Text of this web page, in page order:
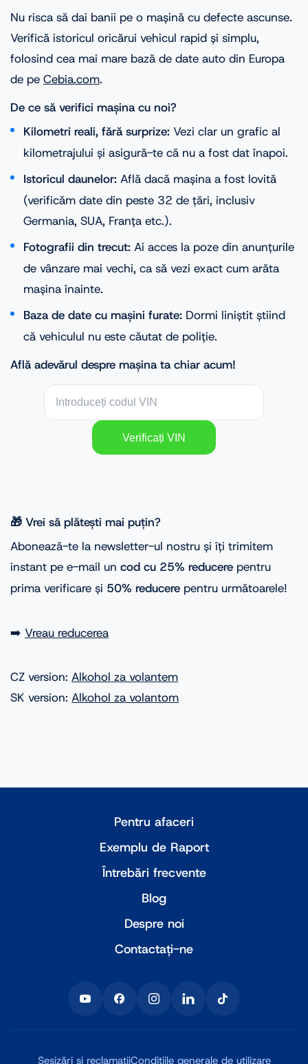
Nu risca să dai banii pe o mașină cu defecte ascunse.
Verifică istoricul oricărui vehicul rapid și simplu,
folosind cea mai mare bază de date auto din Europa
de pe Cebia.com.
De ce să verifici mașina cu noi?
Kilometri reali, fără surprize:Vezi clar un grafic al
kilometrajului și asigură-te că nu a fost dat înapoi.
Istoricul daunelor:Află dacă mașina a fost lovită
(verificăm date din peste 32 de țări, inclusiv
Germania, SUA, Franța etc.).
Fotografii din trecut:Ai acces la poze din anunțurile
de vânzare mai vechi, ca să vezi exact cum arăta
mașina înainte.
Baza de date cu mașini furate: Dormi liniștit știind
că vehiculul nu este căutat de poliție.
Află adevărul despre mașina ta chiar acum!
🎁 Vrei să plătești mai puțin?
Abonează-te la newsletter-ul nostru și îți trimitem
instant pe e-mail un cod cu 25% reducere pentru
prima verificare și 50% reducere pentru următoarele!
➡️ Vreau reducerea
CZ version: Alkohol za volantem
SK version: Alkohol za volantom
Pentru afaceri
Exemplu de Raport
Întrebări frecvente
Blog
Despre noi
Contactați-ne
Sesizări și reclamațiiCondițiile generale de utilizare